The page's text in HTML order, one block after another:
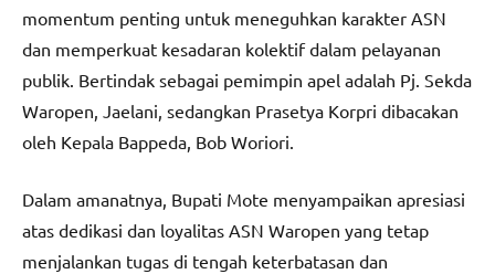
momentum penting untuk meneguhkan karakter ASN
dan memperkuat kesadaran kolektif dalam pelayanan
publik. Bertindak sebagai pemimpin apel adalah Pj. Sekda
Waropen, Jaelani, sedangkan Prasetya Korpri dibacakan
oleh Kepala Bappeda, Bob Woriori.
Dalam amanatnya, Bupati Mote menyampaikan apresiasi
atas dedikasi dan loyalitas ASN Waropen yang tetap
menjalankan tugas di tengah keterbatasan dan